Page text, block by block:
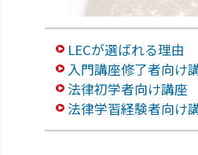
LECが選ばれる理由
入門講座修了者向け
法律初学者向け講座
法律学習経験者向け